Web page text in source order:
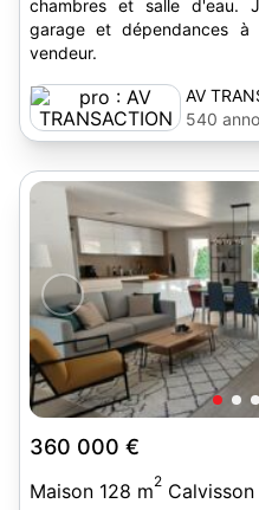
chambres et salle d'eau.
garage et dépendances à
vendeur.
AV
540
360 000 €
Maison 128 m2